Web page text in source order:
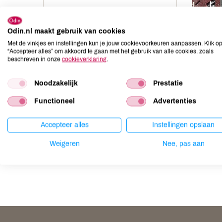
Odin.nl maakt gebruik van cookies
Met de vinkjes en instellingen kun je jouw cookievoorkeuren aanpassen. Klik op
“Accepteer alles” om akkoord te gaan met het gebruik van alle cookies, zoals
beschreven in onze cookieverklaring.
Noodzakelijk Prestatie
Functioneel Advertenties
Accepteer alles Instellingen opslaan
Weigeren Nee, pas aan